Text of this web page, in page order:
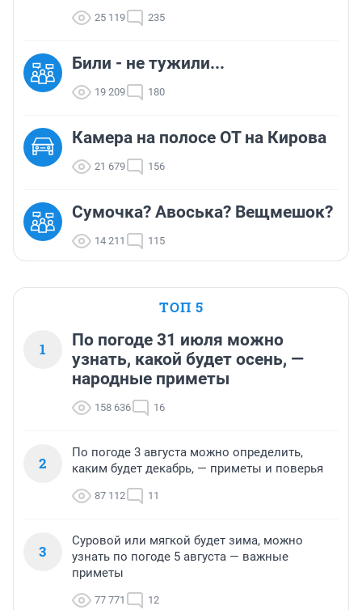
25 119 235
Били - не тужили...
19 209 180
Камера на полосе ОТ на Кирова
21 679 156
Сумочка? Авоська? Вещмешок?
14 211 115
ТОП 5
1
По погоде 31 июля можно
узнать, какой будет осень, —
народные приметы
158 636 16
2
По погоде 3 августа можно определить,
каким будет декабрь, — приметы и поверья
87 112 11
3
Суровой или мягкой будет зима, можно
узнать по погоде 5 августа — важные
приметы
77 771 12